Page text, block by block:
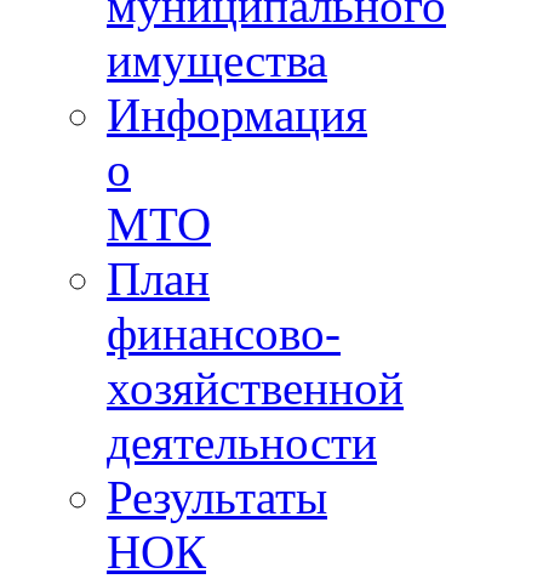
имущества
Информация
о
МТО
План
финансово-
хозяйственной
деятельности
Результаты
НОК